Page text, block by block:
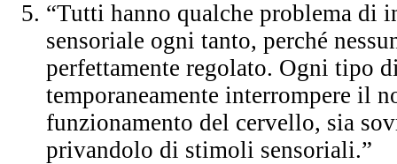
“Tutti hanno qualche problema di
sensoriale ogni tanto, perché
perfettamente regolato. Ogni tipo
temporaneamente interrompere il
funzionamento del cervello, sia
privandolo di stimoli sensoriali.”